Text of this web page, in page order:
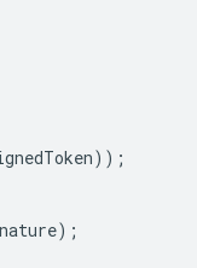
));
);